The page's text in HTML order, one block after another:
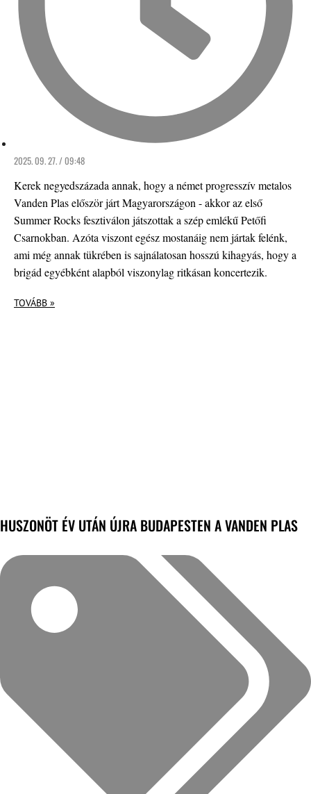
2025. 09. 27. / 09:48
Kerek negyedszázada annak, hogy a német progresszív metalos
Vanden Plas először járt Magyarországon - akkor az első
Summer Rocks fesztiválon játszottak a szép emlékű Petőfi
Csarnokban. Azóta viszont egész mostanáig nem jártak felénk,
ami még annak tükrében is sajnálatosan hosszú kihagyás, hogy a
brigád egyébként alapból viszonylag ritkásan koncertezik.
TOVÁBB »
HUSZONÖT ÉV UTÁN ÚJRA BUDAPESTEN A VANDEN PLAS